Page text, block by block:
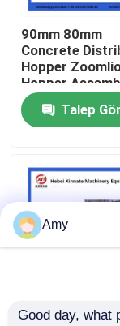
Hakkımızda
Fabrika turu
Kalite kontrol
Bize ulaşın
Teklif isteği
Schwing
90mm 80mm
Concrete
Hopper
Hopper
Talep
80mm 90mm
Amy
Good day, what